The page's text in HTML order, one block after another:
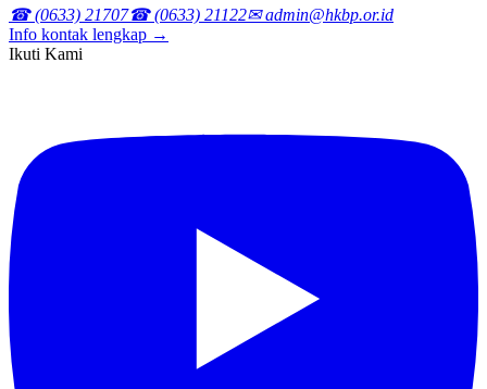
☎ (0633) 21707☎ (0633) 21122✉ admin@hkbp.or.id
Info kontak lengkap →
Ikuti Kami